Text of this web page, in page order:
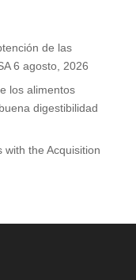
de las
6 agosto, 2026
los alimentos
digestibilidad
with the Acquisition